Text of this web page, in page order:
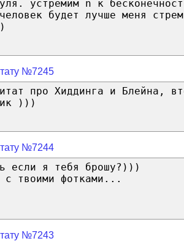
устремим n к
будет лучше меня
№7245
про Хиддинга и Блейна,
)))
№7244
если я тебя брошу?)))
с твоими фотками...
№7243